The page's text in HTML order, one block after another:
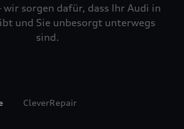
wir sorgen dafür, dass Ihr Audi in
und Sie unbesorgt unterwegs
sind.
CleverRepair